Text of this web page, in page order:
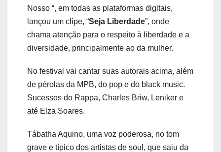
Nosso “, em todas as plataformas digitais,
lançou um clipe, “Seja Liberdade”, onde
chama atenção para o respeito à liberdade e a
diversidade, principalmente ao da mulher.
No festival vai cantar suas autorais acima, além
de pérolas da MPB, do pop e do black music.
Sucessos do Rappa, Charles Briw, Leniker e
até Elza Soares.
Tábatha Aquino, uma voz poderosa, no tom
grave e típico dos artistas de soul, que saiu da